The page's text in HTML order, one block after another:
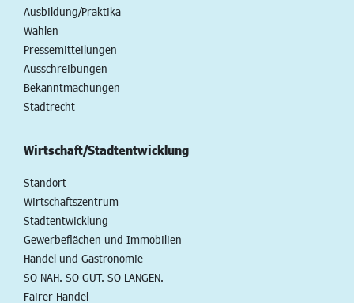
Ausbildung/Praktika
Wahlen
Pressemitteilungen
Ausschreibungen
Bekanntmachungen
Stadtrecht
Wirtschaft/Stadtentwicklung
Standort
Wirtschaftszentrum
Stadtentwicklung
Gewerbeflächen und Immobilien
Handel und Gastronomie
SO NAH. SO GUT. SO LANGEN.
Fairer Handel